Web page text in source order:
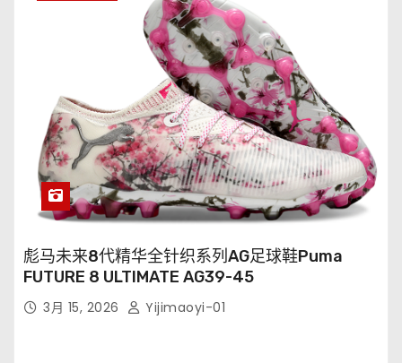
彪马未来8代精华全针织系列AG足球鞋Puma
FUTURE 8 ULTIMATE AG39-45
3月 15, 2026 Yijimaoyi-01